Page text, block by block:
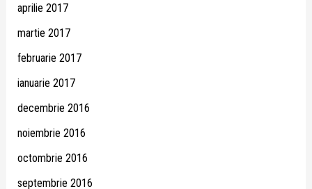
aprilie 2017
martie 2017
februarie 2017
ianuarie 2017
decembrie 2016
noiembrie 2016
octombrie 2016
septembrie 2016